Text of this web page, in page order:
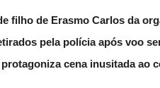
filho de Erasmo Carlos da
pela polícia após voo
cena inusitada ao